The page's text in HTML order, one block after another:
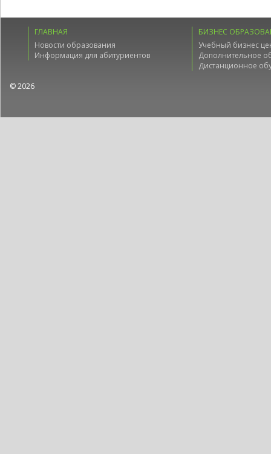
ГЛАВНАЯ
Новости образования
Информация для абитуриентов
БИЗНЕС
Учебный бизнес
Дополнительное
Дистанционное
© 2026